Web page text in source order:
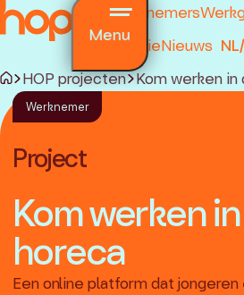
Werknemers
PremieNieuws
Menu
HOP projecten Kom werken in
Werknemer
Project
Kom werken
horeca
Een online platform dat